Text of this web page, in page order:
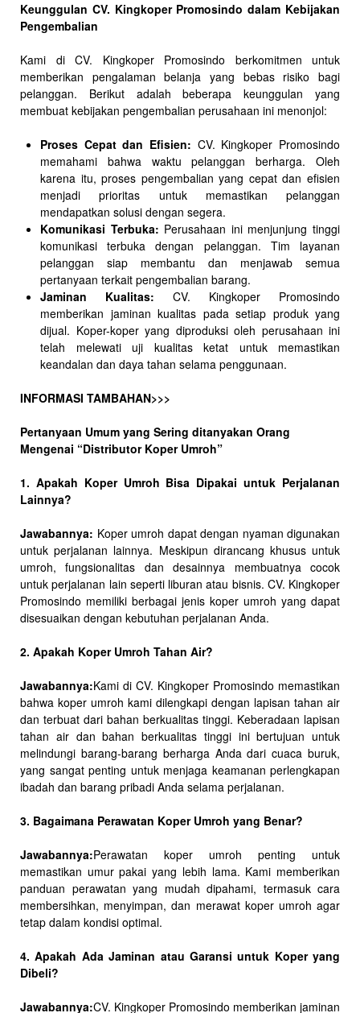
Keunggulan CV. Kingkoper Promosindo dalam Kebijakan
Pengembalian
Kami di CV. Kingkoper Promosindo berkomitmen untuk
memberikan pengalaman belanja yang bebas risiko bagi
pelanggan. Berikut adalah beberapa keunggulan yang
membuat kebijakan pengembalian perusahaan ini menonjol:
Proses Cepat dan Efisien: CV. Kingkoper Promosindo
memahami bahwa waktu pelanggan berharga. Oleh
karena itu, proses pengembalian yang cepat dan efisien
menjadi prioritas untuk memastikan pelanggan
mendapatkan solusi dengan segera.
Komunikasi Terbuka: Perusahaan ini menjunjung tinggi
komunikasi terbuka dengan pelanggan. Tim layanan
pelanggan siap membantu dan menjawab semua
pertanyaan terkait pengembalian barang.
Jaminan Kualitas: CV. Kingkoper Promosindo
memberikan jaminan kualitas pada setiap produk yang
dijual. Koper-koper yang diproduksi oleh perusahaan ini
telah melewati uji kualitas ketat untuk memastikan
keandalan dan daya tahan selama penggunaan.
INFORMASI TAMBAHAN>>>
Pertanyaan Umum yang Sering ditanyakan Orang
Mengenai “Distributor Koper Umroh”
1. Apakah Koper Umroh Bisa Dipakai untuk Perjalanan
Lainnya?
Jawabannya: Koper umroh dapat dengan nyaman digunakan
untuk perjalanan lainnya. Meskipun dirancang khusus untuk
umroh, fungsionalitas dan desainnya membuatnya cocok
untuk perjalanan lain seperti liburan atau bisnis. CV. Kingkoper
Promosindo memiliki berbagai jenis koper umroh yang dapat
disesuaikan dengan kebutuhan perjalanan Anda.
2. Apakah Koper Umroh Tahan Air?
Jawabannya:Kami di CV. Kingkoper Promosindo memastikan
bahwa koper umroh kami dilengkapi dengan lapisan tahan air
dan terbuat dari bahan berkualitas tinggi. Keberadaan lapisan
tahan air dan bahan berkualitas tinggi ini bertujuan untuk
melindungi barang-barang berharga Anda dari cuaca buruk,
yang sangat penting untuk menjaga keamanan perlengkapan
ibadah dan barang pribadi Anda selama perjalanan.
3. Bagaimana Perawatan Koper Umroh yang Benar?
Jawabannya:Perawatan koper umroh penting untuk
memastikan umur pakai yang lebih lama. Kami memberikan
panduan perawatan yang mudah dipahami, termasuk cara
membersihkan, menyimpan, dan merawat koper umroh agar
tetap dalam kondisi optimal.
4. Apakah Ada Jaminan atau Garansi untuk Koper yang
Dibeli?
Jawabannya:CV. Kingkoper Promosindo memberikan jaminan